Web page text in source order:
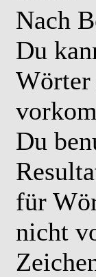
Nach
Du
Wörter
Du
für
nicht